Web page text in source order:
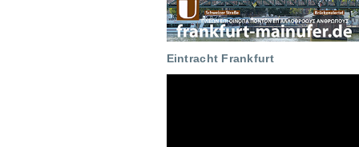
Eintracht Frankfurt